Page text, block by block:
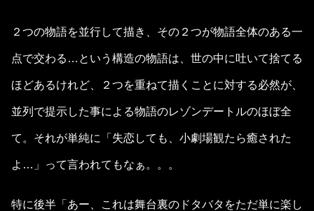
２つの物語を並行して描き、その２つが物語全体のある一
点で交わる…という構造の物語は、世の中に吐いて捨てる
ほどあるけれど、２つを重ねて描くことに対する必然が、
並列で提示した事による物語のレゾンデートルのほぼ全
て。それが単純に「失恋しても、小劇場観たら癒された
よ…」って言われてもなぁ。。。
特に後半「あー、これは舞台裏のドタバタをただ単に楽し